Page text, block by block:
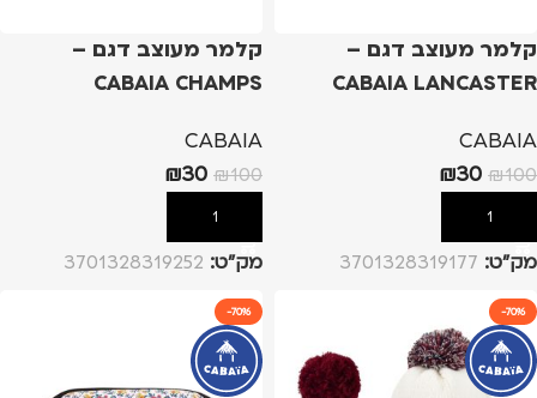
קלמר מעוצב דגם –
CABAIA LANCASTER
CABAIA
₪100
₪30
הוספה לסל
מק”ט: 3701328319177
קלמר מעוצב דגם –
CABAIA CHAMPS
CABAIA
₪100
₪30
הוספה לסל
מק”ט: 3701328319252
-70%
-70%